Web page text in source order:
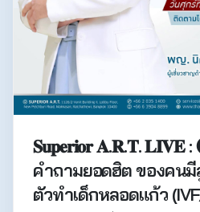
𝐒𝐮𝐩𝐞𝐫𝐢𝐨𝐫 𝐀.𝐑.𝐓.
คำถามยอดฮิต ของคนมี
ตัวทำเด็กหลอดแก้ว